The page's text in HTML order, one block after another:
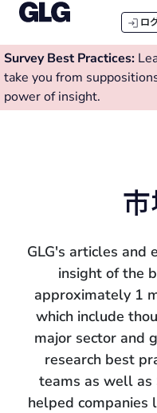
ロ
Survey Best Practices:
take you from
power of insight.
市
GLG's articles and
insight of the
approximately 1
which include
major sector and
research best
teams as well
helped companies